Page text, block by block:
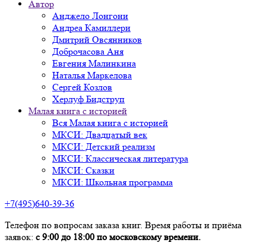
Автор
Анджело Лонгони
Андреа Камиллери
Дмитрий Овсянников
Доброчасова Аня
Евгения Малинкина
Наталья Маркелова
Сергей Козлов
Херлуф Бидструп
Малая книга с историей
Вся Малая книга с историей
МКСИ: Двадцатый век
МКСИ: Детский реализм
МКСИ: Классическая литература
МКСИ: Сказки
МКСИ: Школьная программа
+7(495)640-39-36
Телефон по вопросам заказа книг. Время работы и приёма
заявок: с 9:00 до 18:00 по московскому времени.